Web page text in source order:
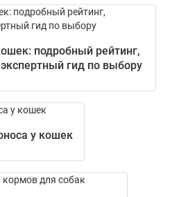
подробный рейтинг,
гид по выбору
у кошек